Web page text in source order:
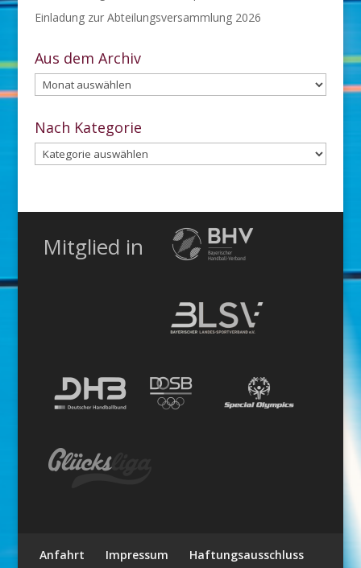
Einladung zur Abteilungsversammlung 2026
Aus dem Archiv
Aus
dem
Archiv
Nach Kategorie
Nach
Kategorie
Mitglied in
Anfahrt Impressum
Haftungsausschluss